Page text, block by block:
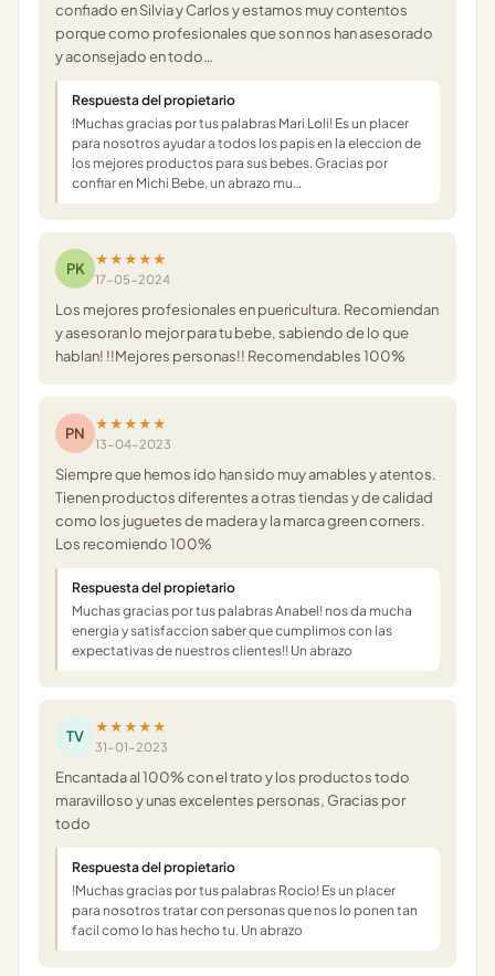
confiado en Silvia y Carlos y estamos muy contentos
porque como profesionales que son nos han asesorado
y aconsejado en todo…
Respuesta del propietario
!Muchas gracias por tus palabras Mari Loli! Es un placer
para nosotros ayudar a todos los papis en la eleccion de
los mejores productos para sus bebes. Gracias por
confiar en Michi Bebe, un abrazo mu…
PK
★★★★★
17-05-2024
Los mejores profesionales en puericultura. Recomiendan
y asesoran lo mejor para tu bebe, sabiendo de lo que
hablan! !!Mejores personas!! Recomendables 100%
PN
★★★★★
13-04-2023
Siempre que hemos ido han sido muy amables y atentos.
Tienen productos diferentes a otras tiendas y de calidad
como los juguetes de madera y la marca green corners.
Los recomiendo 100%
Respuesta del propietario
Muchas gracias por tus palabras Anabel! nos da mucha
energia y satisfaccion saber que cumplimos con las
expectativas de nuestros clientes!! Un abrazo
TV
★★★★★
31-01-2023
Encantada al 100% con el trato y los productos todo
maravilloso y unas excelentes personas, Gracias por
todo
Respuesta del propietario
!Muchas gracias por tus palabras Rocio! Es un placer
para nosotros tratar con personas que nos lo ponen tan
facil como lo has hecho tu. Un abrazo